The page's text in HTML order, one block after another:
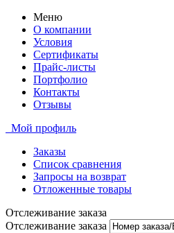
Меню
О компании
Условия
Сертификаты
Прайс-листы
Портфолио
Контакты
Отзывы
Мой профиль
Заказы
Список сравнения
Запросы на возврат
Отложенные товары
Отслеживание заказа
Отслеживание заказа